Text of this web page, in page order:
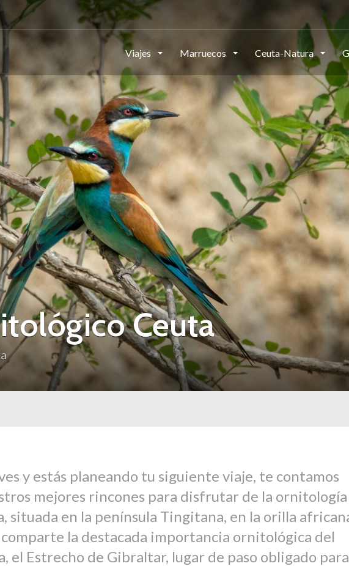
Viajes Marruecos Ceuta-Natura
Ceuta
y estás planeando tu siguiente viaje, te contamos
mejores rincones para disfrutar de la
situada en la península Tingitana, en la orilla
la destacada importancia ornitológica del
el Estrecho de Gibraltar, lugar de paso obligado para